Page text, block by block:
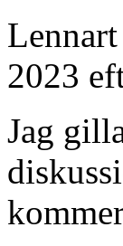
2023
Jag